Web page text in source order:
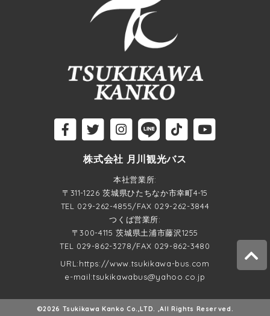
株式会社 月川観光バス
本社営業所:
〒311-1226 茨城県ひたちなか市幸町4-15
TEL 029-262-4855/FAX 029-262-3844
つくば営業所:
〒300-4115 茨城県土浦市藤沢1255
TEL 029-862-3278/FAX 029-862-3480
URL:https://www.tsukikawa-bus.com
e-mail:tsukikawabus@yahoo.co.jp
©2026 Tsukikawa Kanko Co.,LTD. ,All Rights Reserved.